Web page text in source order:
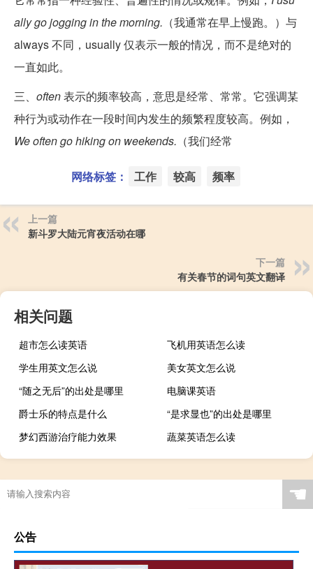
ally go jogging in the morning. （我通常在早上慢跑。）与
always 不同，usually 仅表示一般的情况，而不是绝对的
一直如此。
三、 often表示的频率较高，意思是经常、常常。它强调某
种行为或动作在一段时间内发生的频繁程度较高。例如，
We often go hiking on weekends. （我们经常
网络标签： 工作 较高 频率
上一篇
新斗罗大陆元宵夜活动在哪
下一篇
有关春节的词句英文翻译
相关问题
超市怎么读英语
飞机用英语怎么读
学生用英文怎么说
美女英文怎么说
“随之无后”的出处是哪里
电脑课英语
爵士乐的特点是什么
“是求显也”的出处是哪里
梦幻西游治疗能力效果
蔬菜英语怎么读
☚
公告